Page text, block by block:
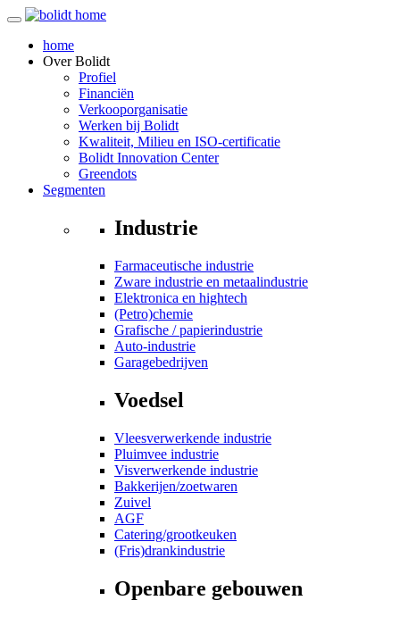
home
OverBolidt
Profiel
Financiën
Verkooporganisatie
Werken bij Bolidt
Kwaliteit, Milieu en ISO-certificatie
Bolidt Innovation Center
Greendots
Segmenten
Industrie
Farmaceutische industrie
Zware industrie en metaalindustrie
Elektronica en hightech
(Petro)chemie
Grafische / papierindustrie
Auto-industrie
Garagebedrijven
Voedsel
Vleesverwerkende industrie
Pluimvee industrie
Visverwerkende industrie
Bakkerijen/zoetwaren
Zuivel
AGF
Catering/grootkeuken
(Fris)drankindustrie
Openbare gebouwen